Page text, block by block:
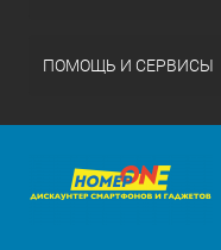
ПОМОЩЬ И СЕРВИСЫ